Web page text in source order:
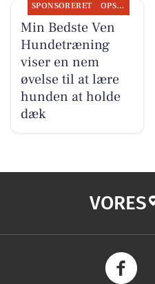
SPONSORERET OPSLAGSTAVLEN
Min Bedste Ven
Hundetræning
viser en nem
øvelse til at lære
hunden at holde
dæk
VORES